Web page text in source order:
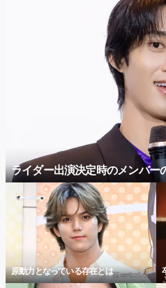
ライダー出演決定時のメンバー
原動力となっている存在とは